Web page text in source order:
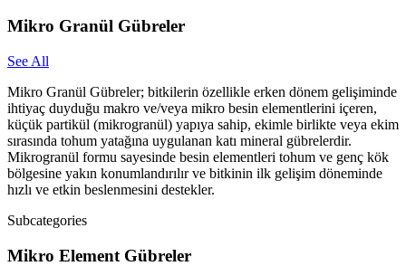
Mikro Granül Gübreler
See All
Mikro Granül Gübreler; bitkilerin özellikle erken dönem gelişiminde
ihtiyaç duyduğu makro ve/veya mikro besin elementlerini içeren,
küçük partikül (mikrogranül) yapıya sahip, ekimle birlikte veya ekim
sırasında tohum yatağına uygulanan katı mineral gübrelerdir.
Mikrogranül formu sayesinde besin elementleri tohum ve genç kök
bölgesine yakın konumlandırılır ve bitkinin ilk gelişim döneminde
hızlı ve etkin beslenmesini destekler.
Subcategories
Mikro Element Gübreler